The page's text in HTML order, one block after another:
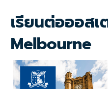
เรียนต่อออสเ
Melbourne